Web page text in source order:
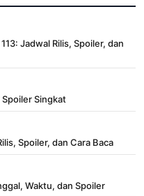
Jadwal Rilis, Spoiler, dan
Singkat
Spoiler, dan Cara Baca
Waktu, dan Spoiler